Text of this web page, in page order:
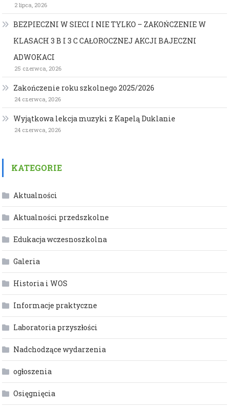
2 lipca, 2026
BEZPIECZNI W SIECI I NIE TYLKO – ZAKOŃCZENIE W
KLASACH 3 B I 3 C CAŁOROCZNEJ AKCJI BAJECZNI
ADWOKACI
25 czerwca, 2026
Zakończenie roku szkolnego 2025/2026
24 czerwca, 2026
Wyjątkowa lekcja muzyki z Kapelą Duklanie
24 czerwca, 2026
KATEGORIE
Aktualności
Aktualności przedszkolne
Edukacja wczesnoszkolna
Galeria
Historia i WOS
Informacje praktyczne
Laboratoria przyszłości
Nadchodzące wydarzenia
ogłoszenia
Osięgnięcia